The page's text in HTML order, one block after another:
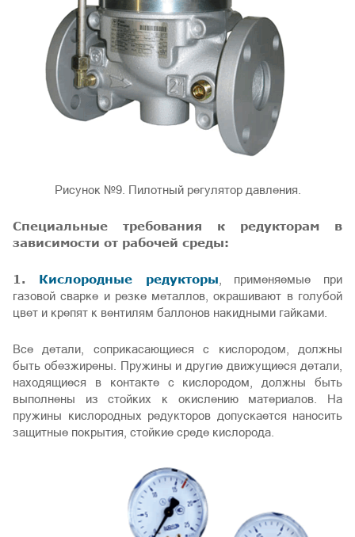
Рисунок №9. Пилотный регулятор давления.
Специальные требования к редукторам в
зависимости от рабочей среды:
1. Кислородные редукторы , применяемые при
газовой сварке и резке металлов, окрашивают в голубой
цвет и крепят к вентилям баллонов накидными гайками.
Все детали, соприкасающиеся с кислородом, должны
быть обезжирены. Пружины и другие движущиеся детали,
находящиеся в контакте с кислородом, должны быть
выполнены из стойких к окислению материалов. На
пружины кислородных редукторов допускается наносить
защитные покрытия, стойкие среде кислорода.